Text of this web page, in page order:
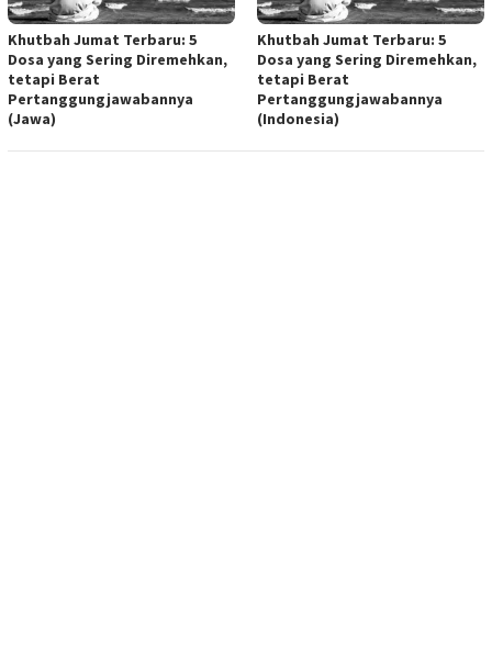
Khutbah Jumat Terbaru: 5
Dosa yang Sering Diremehkan,
tetapi Berat
Pertanggungjawabannya
(Jawa)
Khutbah Jumat Terbaru: 5
Dosa yang Sering Diremehkan,
tetapi Berat
Pertanggungjawabannya
(Indonesia)